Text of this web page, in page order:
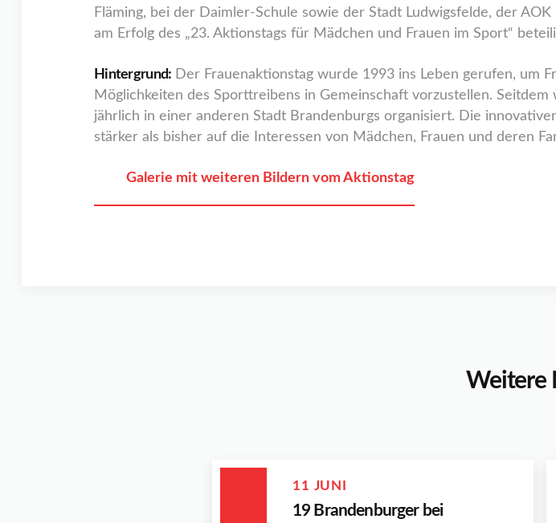
Fläming, bei der Daimler-Schule sowie der Stadt Ludwigsfelde, der
am Erfolg des „23. Aktionstags für Mädchen und Frauen im Sport“
Hintergrund: Der Frauenaktionstag wurde 1993 ins Leben gerufen, um
Möglichkeiten des Sporttreibens in Gemeinschaft vorzustellen.
jährlich in einer anderen Stadt Brandenburgs organisiert. Die
stärker als bisher auf die Interessen von Mädchen, Frauen und deren
Galerie mit weiteren Bildern vom Aktionstag
Weitere
11 JUNI
19 Brandenburger bei